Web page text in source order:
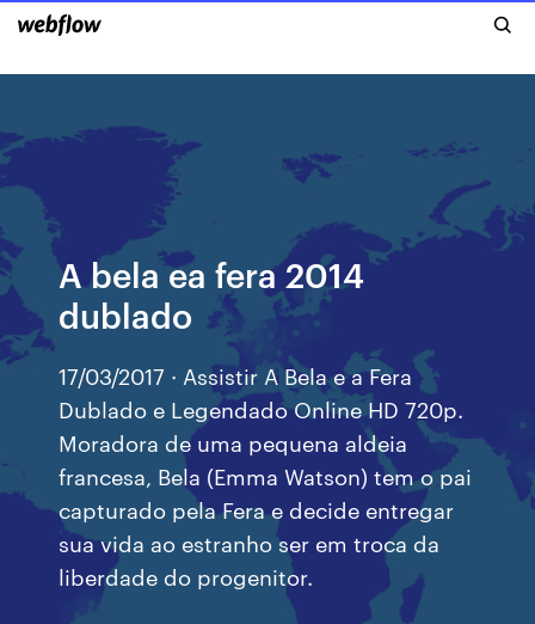
A bela ea fera 2014
dublado
17/03/2017 · Assistir A Bela e a Fera
Dublado e Legendado Online HD 720p.
Moradora de uma pequena aldeia
francesa, Bela (Emma Watson) tem o pai
capturado pela Fera e decide entregar
sua vida ao estranho ser em troca da
liberdade do progenitor.